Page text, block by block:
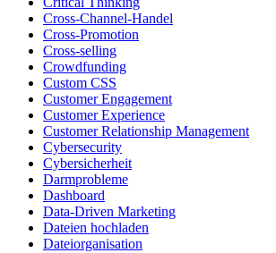
Cross-Channel-Handel
Cross-Promotion
Cross-selling
Crowdfunding
Custom CSS
Customer Engagement
Customer Experience
Customer Relationship Management
Cybersecurity
Cybersicherheit
Darmprobleme
Dashboard
Data-Driven Marketing
Dateien hochladen
Dateiorganisation